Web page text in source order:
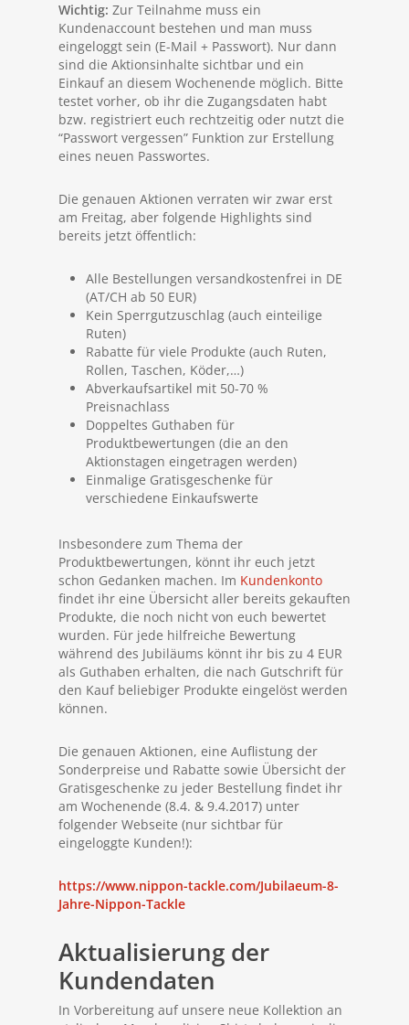
Wichtig: Zur Teilnahme muss ein
Kundenaccount bestehen und man muss
eingeloggt sein (E-Mail + Passwort). Nur dann
sind die Aktionsinhalte sichtbar und ein
Einkauf an diesem Wochenende möglich. Bitte
testet vorher, ob ihr die Zugangsdaten habt
bzw. registriert euch rechtzeitig oder nutzt die
“Passwort vergessen” Funktion zur Erstellung
eines neuen Passwortes.
Die genauen Aktionen verraten wir zwar erst
am Freitag, aber folgende Highlights sind
bereits jetzt öffentlich:
Alle Bestellungen versandkostenfrei in DE
(AT/CH ab 50 EUR)
Kein Sperrgutzuschlag (auch einteilige
Ruten)
Rabatte für viele Produkte (auch Ruten,
Rollen, Taschen, Köder,…)
Abverkaufsartikel mit 50-70 %
Preisnachlass
Doppeltes Guthaben für
Produktbewertungen (die an den
Aktionstagen eingetragen werden)
Einmalige Gratisgeschenke für
verschiedene Einkaufswerte
Insbesondere zum Thema der
Produktbewertungen, könnt ihr euch jetzt
schon Gedanken machen. Im Kundenkonto
findet ihr eine Übersicht aller bereits gekauften
Produkte, die noch nicht von euch bewertet
wurden. Für jede hilfreiche Bewertung
während des Jubiläums könnt ihr bis zu 4 EUR
als Guthaben erhalten, die nach Gutschrift für
den Kauf beliebiger Produkte eingelöst werden
können.
Die genauen Aktionen, eine Auflistung der
Sonderpreise und Rabatte sowie Übersicht der
Gratisgeschenke zu jeder Bestellung findet ihr
am Wochenende (8.4. & 9.4.2017) unter
folgender Webseite (nur sichtbar für
eingeloggte Kunden!):
https://www.nippon-tackle.com/Jubilaeum-8-
Jahre-Nippon-Tackle
Aktualisierung der
Kundendaten
In Vorbereitung auf unsere neue Kollektion an